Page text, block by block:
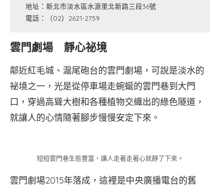
地址：新北市淡水區水源里北新路三段36號
電話：（02）2621-2759
雲門劇場 靜心祕境
鄰近紅毛城、滬尾砲台的雲門劇場，可說是淡水的
祕境之一，光是從停車場走蜿蜒的雲門巷到大門
口，穿過高聳大樹和各種植物交織出的綠色隧道，
就讓人的心情隨著腳步慢慢安定下來。
短短雲門巷生態豐富，讓人走著走著心就靜了下來。
雲門劇場2015年落成，這裡是中央廣播電台的舊